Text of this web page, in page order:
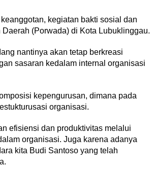
kegiatan bakti sosial dan
(Porwada) di Kota Lubuklinggau.
nantinya akan tetap berkreasi
sasaran kedalam internal organisasi
kepengurusan, dimana pada
organisasi.
efisiensi dan produktivitas melalui
organisasi. Juga karena adanya
kita Budi Santoso yang telah